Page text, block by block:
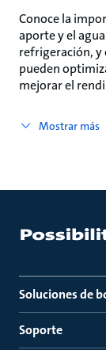
Conoce la
aporte y el
refrigeración, y
pueden
mejorar el
Mostrar más
Soluciones de
Soporte